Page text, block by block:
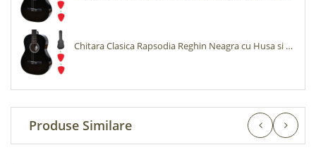
Chitara Clasica Rapsodia Reghin Neagra cu Husa si Pene
Produse Similare